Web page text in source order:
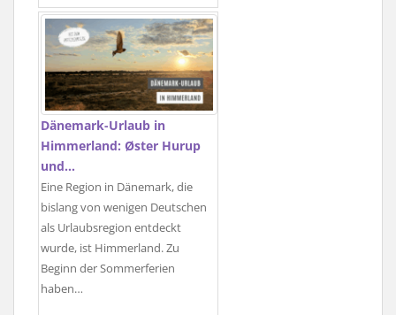
Dänemark-Urlaub in
Himmerland: Øster Hurup
und…
Eine Region in Dänemark, die
bislang von wenigen Deutschen
als Urlaubsregion entdeckt
wurde, ist Himmerland. Zu
Beginn der Sommerferien
haben…